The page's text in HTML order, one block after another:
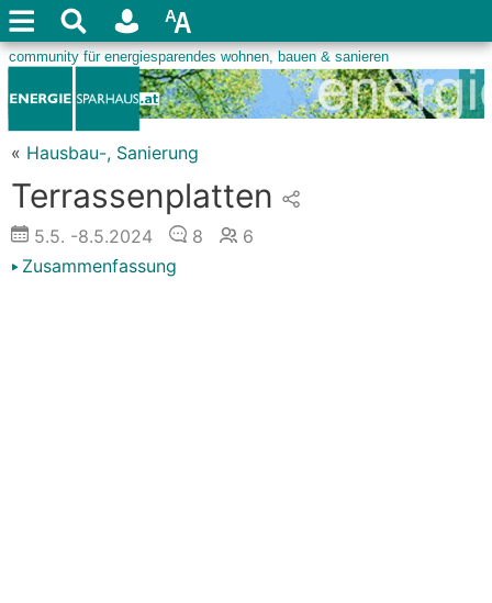
« Hausbau-, Sanierung
Terrassenplatten
5.5. -8.5.2024 8
6
Zusammenfassung